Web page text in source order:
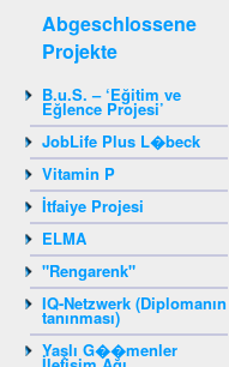
Abgeschlossene
Projekte
B.u.S. – ‘Eğitim ve
Eğlence Projesi’
JobLife Plus L�beck
Vitamin P
İtfaiye Projesi
ELMA
"Rengarenk"
IQ-Netzwerk (Diplomanın
tanınması)
Yaşlı G��menler